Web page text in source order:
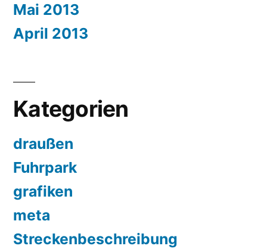
Mai 2013
April 2013
Kategorien
draußen
Fuhrpark
grafiken
meta
Streckenbeschreibung